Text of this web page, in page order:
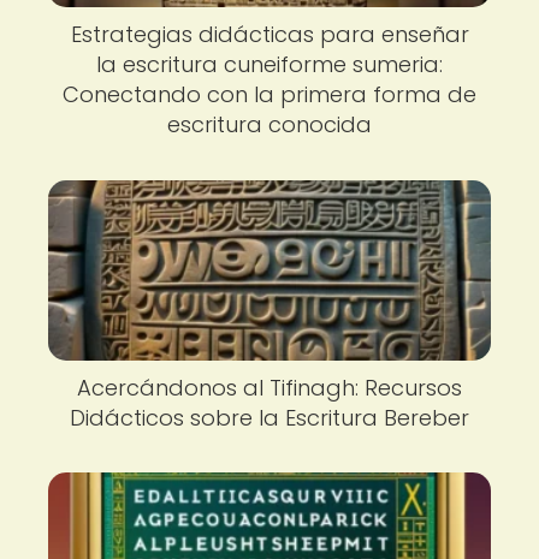
Estrategias didácticas para enseñar
la escritura cuneiforme sumeria:
Conectando con la primera forma de
escritura conocida
Acercándonos al Tifinagh: Recursos
Didácticos sobre la Escritura Bereber